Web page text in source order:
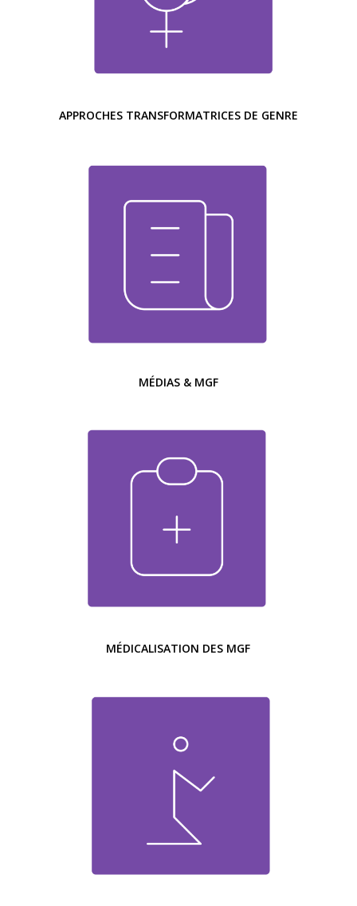
APPROCHES TRANSFORMATRICES DE GENRE
MÉDIAS & MGF
MÉDICALISATION DES MGF